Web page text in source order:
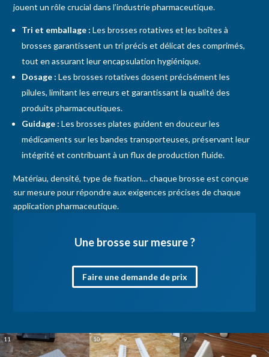
Une brosse sur mesure ?
Faire une demande de prix
jouent un rôle crucial dans l’industrie pharmaceutique.
Tri et emballage : Les brosses rotatives et les boîtes à
brosses garantissent un tri précis et délicat des comprimés,
tout en assurant leur encapsulation hygiénique.
Dosage : Les brosses rotatives dosent précisément les
pilules, limitant les erreurs et garantissant la qualité des
produits pharmaceutiques.
Guidage : Les brosses plates guident en douceur les
médicaments sur les bandes transporteuses, préservant leur
intégrité et contribuant à un flux de production fluide.
Matériau, densité, type de fixation… chaque brosse est conçue
sur mesure pour répondre aux exigences précises de chaque
application pharmaceutique.
Brosse plate pour
applications
11
Brosses plates
pour le guidage
10
Brosses plates
pour le guidage
9